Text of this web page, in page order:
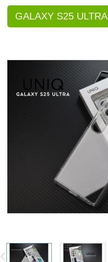
GALAXY S25 ULTRA